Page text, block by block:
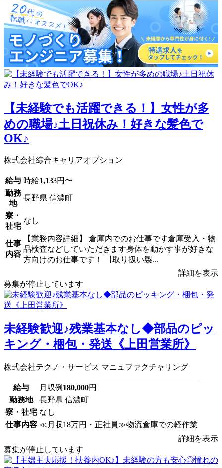
【未経験でも活躍できる！】女性が多
めの職場♪土日祝休み！好きな髪色で
OK♪
株式会社綜合キャリアオプション
給与 時給1,133円〜
勤務
地
長野県 信濃町
寮・
社宅
なし
仕事
内容
【業務内容詳細】 倉庫内でのお仕事です倉庫受入・物
品検査などしていただきます身体を動かす事が好きな
方向けのお仕事です！ 【取り扱い製...
詳細を表示
募集が停止しています
未経験歓迎♪残業基本なし◆部品のピッ
キング・梱包・発送《上田営業所》
株式会社テクノ・サービス マニュファクチャリング
給与 月収例 180,000円
勤務地
長野県 信濃町
寮・社宅 なし
仕事内容 ≪月収18万円・正社員≫物流倉庫での軽作業
詳細を表示
募集が停止しています